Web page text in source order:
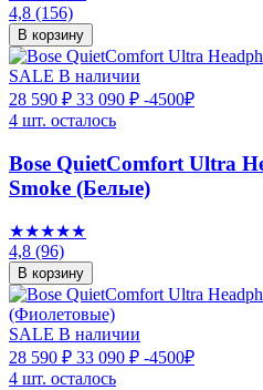
4,8 (156)
В корзину
SALE В наличии
28 590 ₽ 33 090 ₽ -4500₽
4 шт. осталось
Bose QuietComfort Ultra
Smoke (Белые)
★★★★★
4,8 (96)
В корзину
SALE В наличии
28 590 ₽ 33 090 ₽ -4500₽
4 шт. осталось